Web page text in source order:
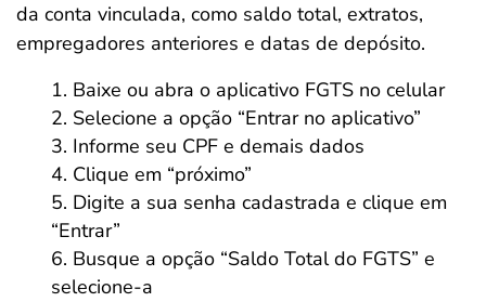
da conta vinculada, como saldo total, extratos,
empregadores anteriores e datas de depósito.
Baixe ou abra o aplicativo FGTS no celular
Selecione a opção “Entrar no aplicativo”
Informe seu CPF e demais dados
Clique em “próximo”
Digite a sua senha cadastrada e clique em
“Entrar”
Busque a opção “Saldo Total do FGTS” e
selecione-a